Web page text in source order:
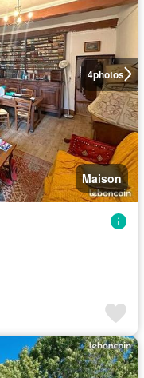
4photos
Maison